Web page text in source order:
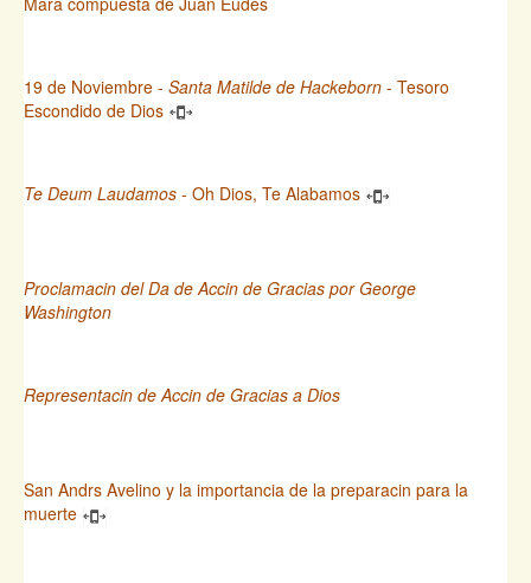
19 de Noviembre - Santa Matilde de Hackeborn - Tesoro
Escondido de Dios
Te Deum Laudamos - Oh Dios, Te Alabamos
Proclamacin del Da de Accin de Gracias por George
Washington
Representacin de Accin de Gracias a Dios
San Andrs Avelino y la importancia de la preparacin para la
muerte